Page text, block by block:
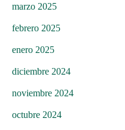
marzo 2025
febrero 2025
enero 2025
diciembre 2024
noviembre 2024
octubre 2024